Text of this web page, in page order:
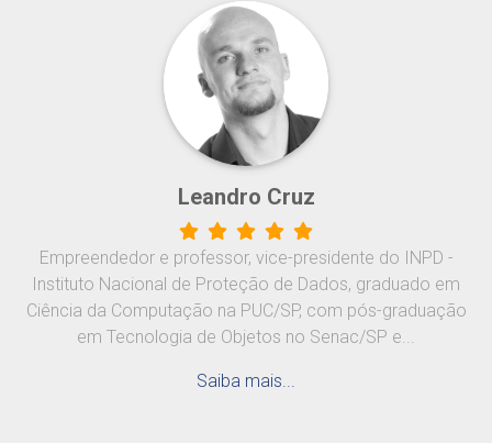
Leandro Cruz
Empreendedor e professor, vice-presidente do INPD -
Instituto Nacional de Proteção de Dados, graduado em
Ciência da Computação na PUC/SP, com pós-graduação
em Tecnologia de Objetos no Senac/SP e...
Saiba mais...